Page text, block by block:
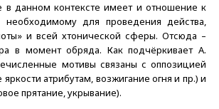
в данном контексте имеет и отношение к
необходимому для проведения действа,
и всей хтонической сферы. Отсюда –
в момент обряда. Как подчёркивает А.
мотивы связаны с оппозицией
атрибутам, возжигание огня и пр.) и
прятание, укрывание).